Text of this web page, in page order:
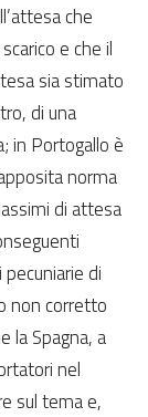
che
e che il
sia stimato
di una
in Portogallo è
norma
di attesa
di
non corretto
la Spagna, a
nel
sul tema e,